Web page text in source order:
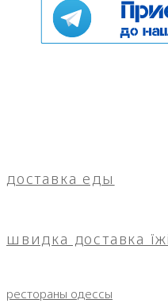
доставка еды
швидка доставка їжі
рестораны одессы